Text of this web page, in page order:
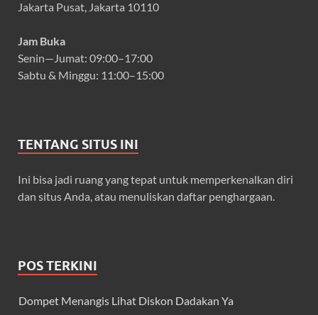
Jakarta Pusat, Jakarta 10110
Jam Buka
Senin—Jumat: 09:00–17:00
Sabtu & Minggu: 11:00–15:00
TENTANG SITUS INI
Ini bisa jadi ruang yang tepat untuk memperkenalkan diri
dan situs Anda, atau menuliskan daftar penghargaan.
POS TERKINI
Dompet Menangis Lihat Diskon Dadakan Ya